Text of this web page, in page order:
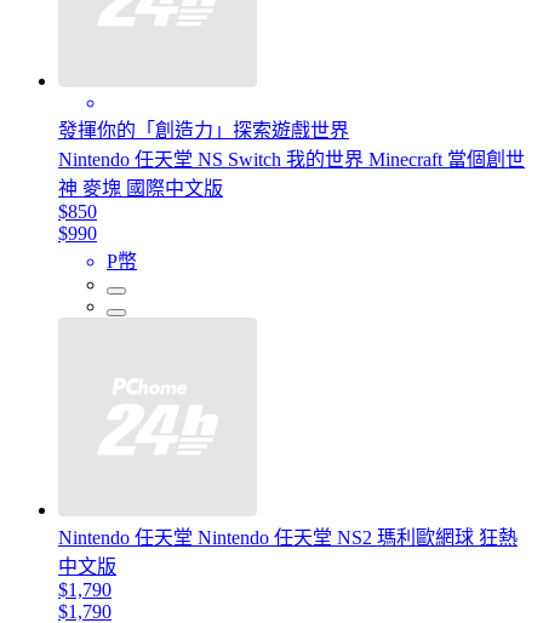
發揮你的「創造力」探索遊戲世界
Nintendo 任天堂 NS Switch 我的世界 Minecraft 當個創世
神 麥塊 國際中文版
$850
$990
P幣
Nintendo 任天堂 Nintendo 任天堂 NS2 瑪利歐網球 狂熱
中文版
$1,790
$1,790